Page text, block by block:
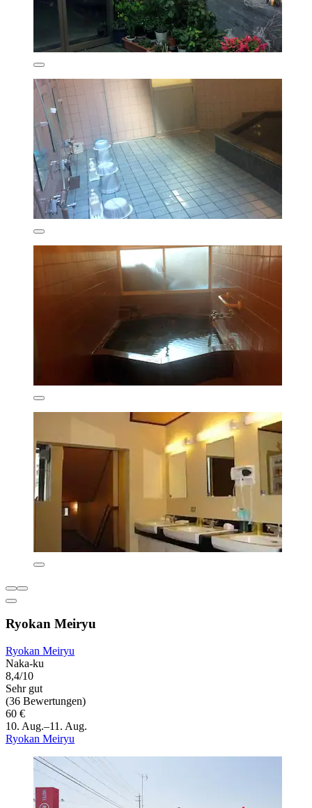
Ryokan Meiryu
Ryokan Meiryu
Naka-ku
8,4/10
Sehr gut
(36 Bewertungen)
60 €
10. Aug.–11. Aug.
Ryokan Meiryu